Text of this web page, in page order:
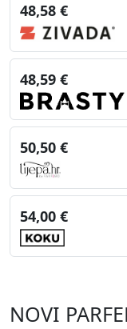
48,58 €
48,59 €
50,50 €
54,00 €
NOVI